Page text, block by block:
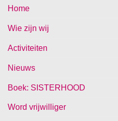
Home
Wie zijn wij
Activiteiten
Nieuws
Boek: SISTERHOOD
Word vrijwilliger